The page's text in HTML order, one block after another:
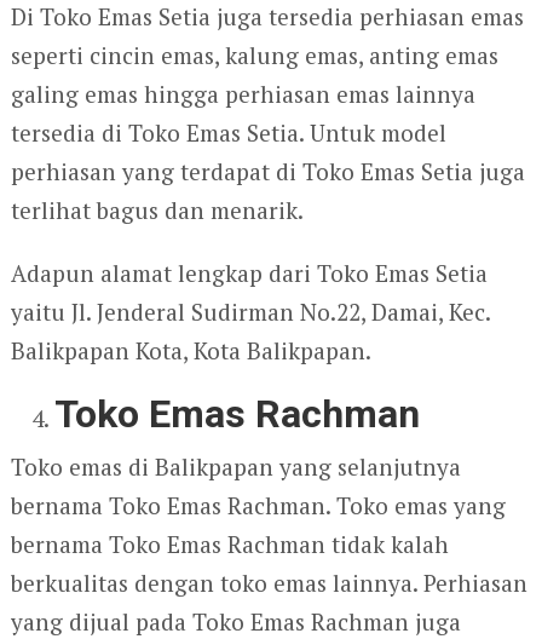
Di Toko Emas Setia juga tersedia perhiasan emas
seperti cincin emas, kalung emas, anting emas
galing emas hingga perhiasan emas lainnya
tersedia di Toko Emas Setia. Untuk model
perhiasan yang terdapat di Toko Emas Setia juga
terlihat bagus dan menarik.
Adapun alamat lengkap dari Toko Emas Setia
yaitu Jl. Jenderal Sudirman No.22, Damai, Kec.
Balikpapan Kota, Kota Balikpapan.
Toko Emas Rachman
Toko emas di Balikpapan yang selanjutnya
bernama Toko Emas Rachman. Toko emas yang
bernama Toko Emas Rachman tidak kalah
berkualitas dengan toko emas lainnya. Perhiasan
yang dijual pada Toko Emas Rachman juga